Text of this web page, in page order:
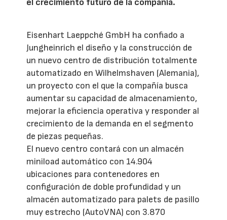
el crecimiento futuro de la compañía.
Eisenhart Laeppché GmbH ha confiado a
Jungheinrich el diseño y la construcción de
un nuevo centro de distribución totalmente
automatizado en Wilhelmshaven (Alemania),
un proyecto con el que la compañía busca
aumentar su capacidad de almacenamiento,
mejorar la eficiencia operativa y responder al
crecimiento de la demanda en el segmento
de piezas pequeñas.
El nuevo centro contará con un almacén
miniload automático con 14.904
ubicaciones para contenedores en
configuración de doble profundidad y un
almacén automatizado para palets de pasillo
muy estrecho (AutoVNA) con 3.870